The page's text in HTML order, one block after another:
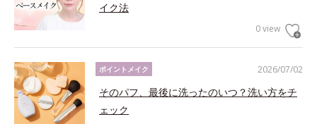
イク法
0 view
2026/07/02
ポイントメイク
そのパフ、最後に洗ったのいつ？洗い方をチ
ェック